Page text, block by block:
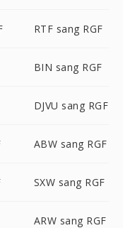
RTF sang RGF
BIN sang RGF
DJVU sang RGF
ABW sang RGF
SXW sang RGF
ARW sang RGF